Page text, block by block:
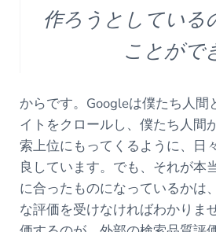
作ろうとしている
ことがで
からです。Googleは僕たち人間
イトをクロールし、僕たち人間
索上位にもってくるように、日
良しています。でも、それが本
に合ったものになっているかは
な評価を受けなければわかりま